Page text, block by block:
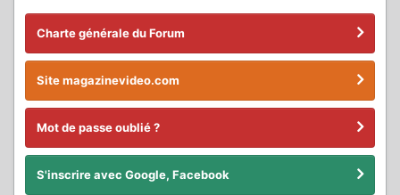
Charte générale du Forum
Site magazinevideo.com
Mot de passe oublié ?
S'inscrire avec Google, Facebook